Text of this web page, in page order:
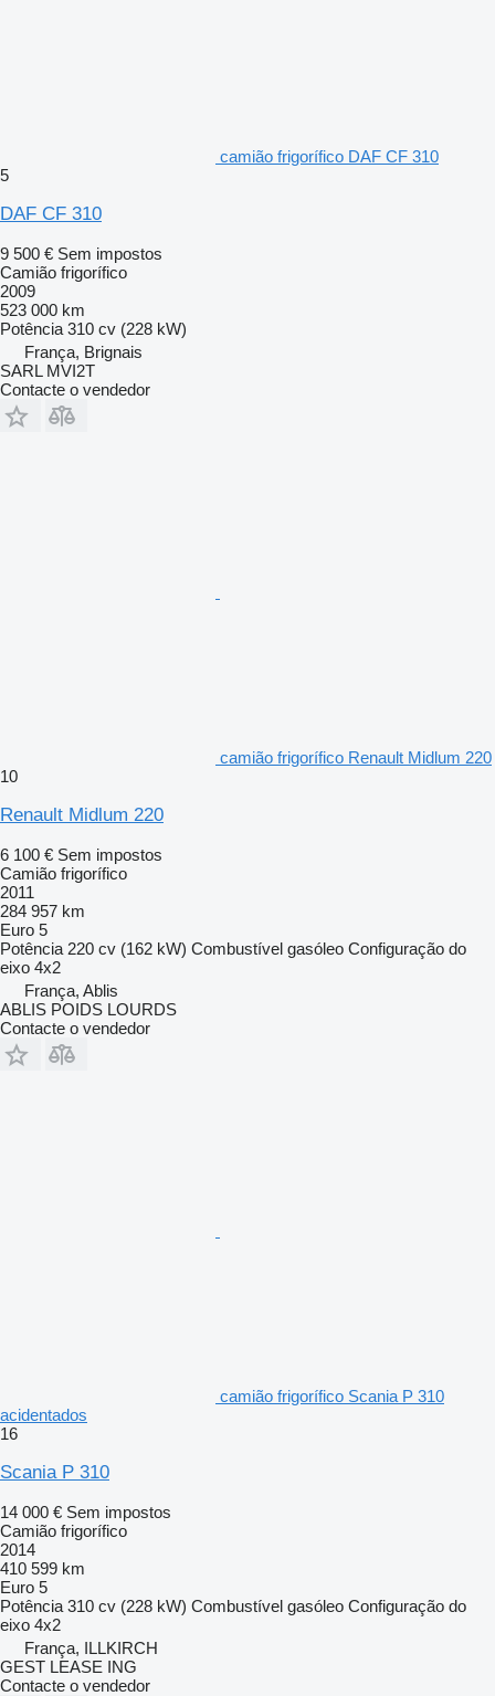
camião frigorífico DAF CF 310
5
DAF CF 310
9 500 € Sem impostos
Camião frigorífico
2009
523 000 km
Potência 310 cv (228 kW)
França, Brignais
SARL MVI2T
Contacte o vendedor
camião frigorífico Renault Midlum 220
10
Renault Midlum 220
6 100 € Sem impostos
Camião frigorífico
2011
284 957 km
Euro 5
Potência 220 cv (162 kW) Combustível gasóleo Configuração do
eixo 4x2
França, Ablis
ABLIS POIDS LOURDS
Contacte o vendedor
camião frigorífico Scania P 310
acidentados
16
Scania P 310
14 000 € Sem impostos
Camião frigorífico
2014
410 599 km
Euro 5
Potência 310 cv (228 kW) Combustível gasóleo Configuração do
eixo 4x2
França, ILLKIRCH
GEST LEASE ING
Contacte o vendedor